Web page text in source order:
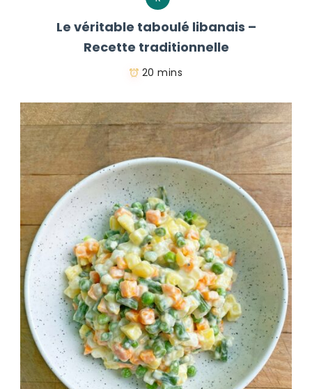
Le véritable taboulé libanais –
Recette traditionnelle
20 mins